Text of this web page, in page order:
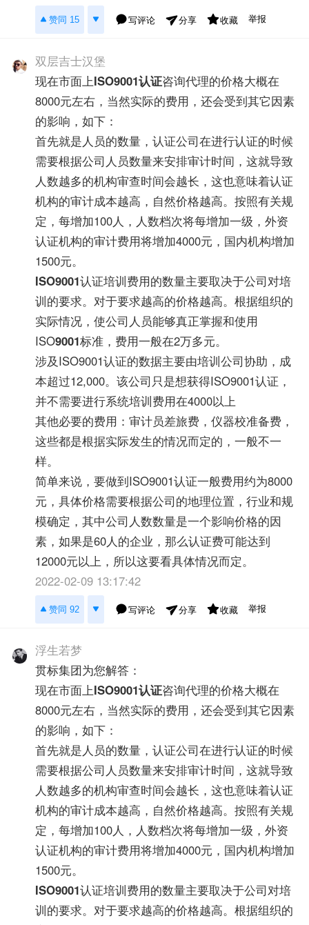
赞同 15 写评论 分享 收藏 举报
双层吉士汉堡
现在市面上ISO9001认证咨询代理的价格大概在
8000元左右，当然实际的费用，还会受到其它因素
的影响，如下：
首先就是人员的数量，认证公司在进行认证的时候
需要根据公司人员数量来安排审计时间，这就导致
人数越多的机构审查时间会越长，这也意味着认证
机构的审计成本越高，自然价格越高。按照有关规
定，每增加100人，人数档次将每增加一级，外资
认证机构的审计费用将增加4000元，国内机构增加
1500元。
ISO9001认证培训费用的数量主要取决于公司对培
训的要求。对于要求越高的价格越高。根据组织的
实际情况，使公司人员能够真正掌握和使用
ISO9001标准，费用一般在2万多元。
涉及ISO9001认证的数据主要由培训公司协助，成
本超过12,000。该公司只是想获得ISO9001认证，
并不需要进行系统培训费用在4000以上
其他必要的费用：审计员差旅费，仪器校准备费，
这些都是根据实际发生的情况而定的，一般不一
样。
简单来说，要做到ISO9001认证一般费用约为8000
元，具体价格需要根据公司的地理位置，行业和规
模确定，其中公司人数数量是一个影响价格的因
素，如果是60人的企业，那么认证费可能达到
12000元以上，所以这要看具体情况而定。
2022-02-09 13:17:42
赞同 92 写评论 分享 收藏 举报
浮生若梦
贯标集团为您解答：
现在市面上ISO9001认证咨询代理的价格大概在
8000元左右，当然实际的费用，还会受到其它因素
的影响，如下：
首先就是人员的数量，认证公司在进行认证的时候
需要根据公司人员数量来安排审计时间，这就导致
人数越多的机构审查时间会越长，这也意味着认证
机构的审计成本越高，自然价格越高。按照有关规
定，每增加100人，人数档次将每增加一级，外资
认证机构的审计费用将增加4000元，国内机构增加
1500元。
ISO9001认证培训费用的数量主要取决于公司对培
训的要求。对于要求越高的价格越高。根据组织的